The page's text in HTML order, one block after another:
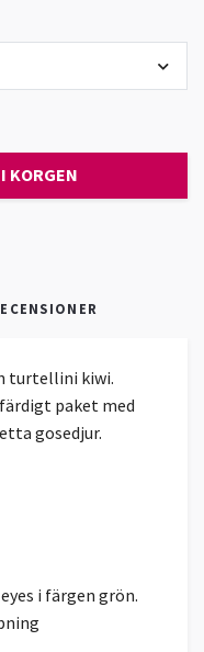
KORGEN
turtellini kiwi.
paket med
gosedjur.
i färgen grön.